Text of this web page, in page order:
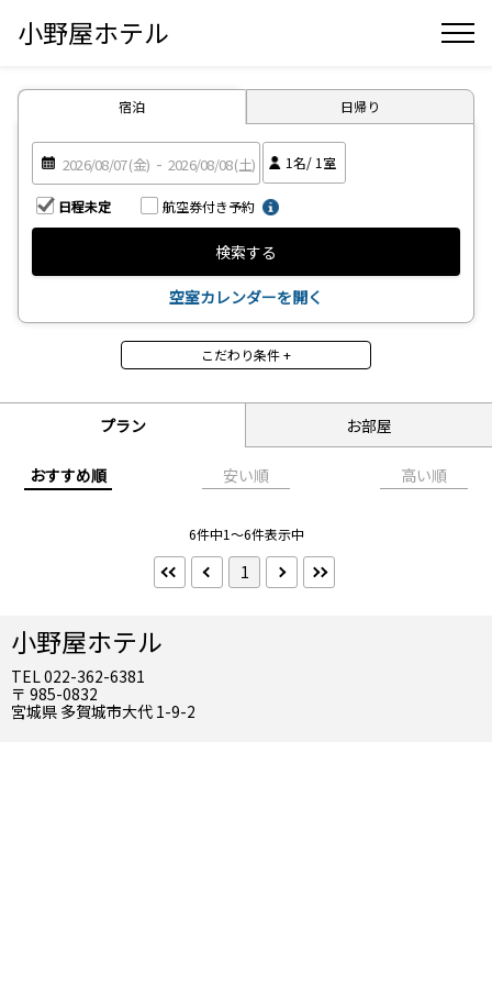
小野屋ホテル
宿泊 日帰り
日程未定 航空券付き予約
1名/ 1 室
検索する
空室カレンダーを開く
こだわり条件 +
食事なし
禁煙・喫煙
アーリーチェックイン
レイトチェックアウト
部屋タイプ
シングル
ダブル
プラン お部屋
おすすめ順 安い順 高い順
6件中1～6件表示中
1
小野屋ホテル
TEL 022-362-6381
〒 985-0832
宮城県 多賀城市大代 1-9-2